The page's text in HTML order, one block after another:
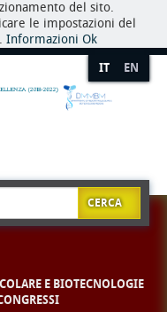
del sito.
le impostazioni del
Informazioni Ok
IT EN
CERCA
E BIOTECNOLOGIE